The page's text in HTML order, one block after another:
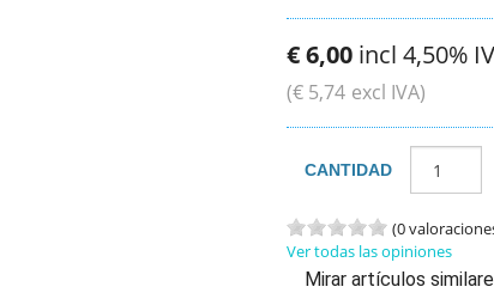
€6,00 incl 4,50%
(€ 5,74 excl IVA)
CANTIDAD
(0
Ver todas las opiniones
Mirar artículos